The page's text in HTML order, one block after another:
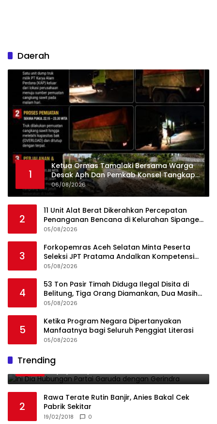
Daerah
1
Ketua Ormas Tamalaki Bersama Warga
Desak Aph Dan Pemkab Konsel Tangkap
Pelaku Angkut Cangkang Sawit Overload,
Truk PT KAP Melintas Jalan Umum
06/08/2026
2
11 Unit Alat Berat Dikerahkan Percepatan
Penanganan Bencana di Kelurahan Sipange
Kecamatan Tukka
05/08/2026
3
Forkopemras Aceh Selatan Minta Peserta
Seleksi JPT Pratama Andalkan Kompetensi
dan Integritas, Bukan Kedekatan
05/08/2026
4
53 Ton Pasir Timah Diduga Ilegal Disita di
Belitung, Tiga Orang Diamankan, Dua Masih
Diburu
05/08/2026
5
Ketika Program Negara Dipertanyakan
Manfaatnya bagi Seluruh Penggiat Literasi
05/08/2026
Trending
1
Gerindra
2
Rawa Terate Rutin Banjir, Anies Bakal Cek
Pabrik Sekitar
19/02/2018 0